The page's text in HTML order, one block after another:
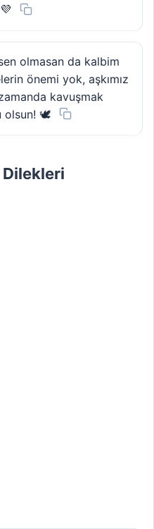
olmasan da kalbim
önemi yok, aşkımız
kavuşmak
olsun! 🕊️
Dilekleri